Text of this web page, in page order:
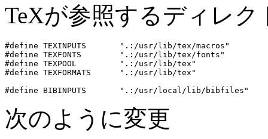
TeXが参照するディレク
#define TEXINPUTS       ".:/usr/lib/tex/macros"
#define TEXFONTS        ".:/usr/lib/tex/fonts"
#define TEXPOOL         ".:/usr/lib/tex"
#define TEXFORMATS      ".:/usr/lib/tex"
次のように変更